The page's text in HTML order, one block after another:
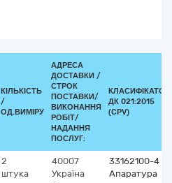
КІЛЬКІСТЬ
/
ОД.ВИМІРУ
АДРЕСА
ДОСТАВКИ /
СТРОК
ПОСТАВКИ/
ВИКОНАННЯ
РОБІТ/
НАДАННЯ
ПОСЛУГ:
КЛАСИФІКАТОР
ДК 021:2015
(CPV)
2
штука
40007
Україна
33162100-4
Апаратура